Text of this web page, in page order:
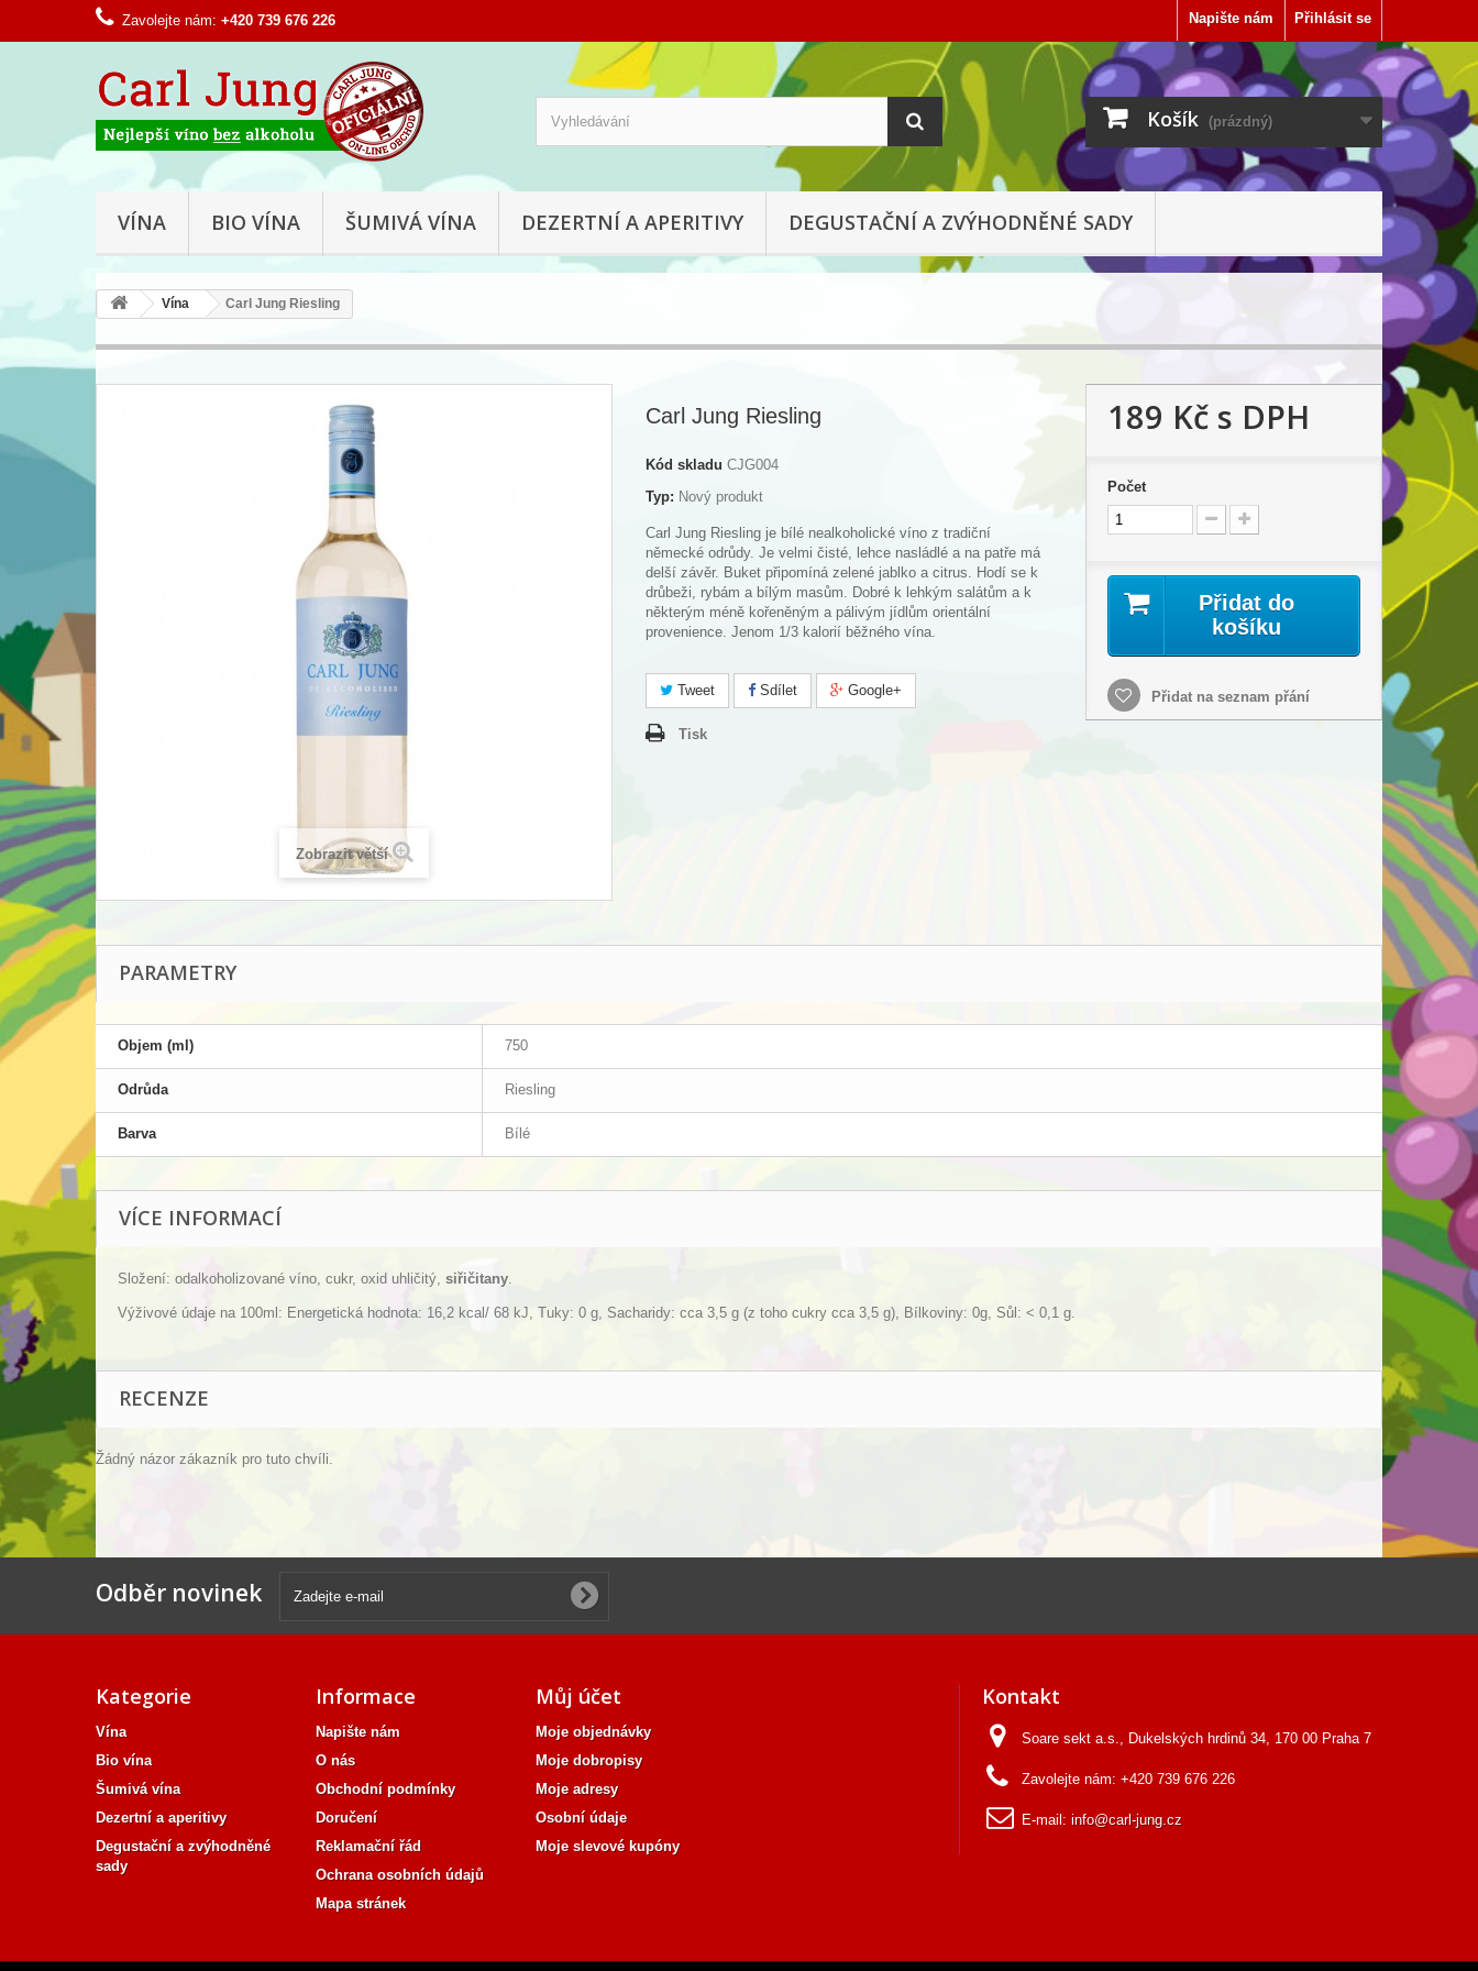
Přihlásit se
Napište nám
Zavolejte nám: +420 739 676 226
Košík (prázdný)
VÍNA BIO VÍNA ŠUMIVÁ VÍNA DEZERTNÍ A APERITIVY DEGUSTAČNÍ A ZVÝHODNĚNÉ SADY
Vína Carl Jung Riesling
Zobrazit větší
Carl Jung Riesling
Kód skladu CJG004
Typ: Nový produkt
Carl Jung Riesling je bílé nealkoholické víno z tradiční
německé odrůdy. Je velmi čisté, lehce nasládlé a na patře má
delší závěr. Buket připomíná zelené jablko a citrus. Hodí se k
drůbeži, rybám a bílým masům. Dobré k lehkým salátům a k
některým méně kořeněným a pálivým jídlům orientální
provenience. Jenom 1/3 kalorií běžného vína.
Tweet Sdílet Google+
Tisk
189 Kčs DPH
Počet
Přidat do
košíku
Přidat na seznam přání
PARAMETRY
Objem (ml) 750
Odrůda Riesling
Barva Bílé
VÍCE INFORMACÍ
Složení: odalkoholizované víno, cukr, oxid uhličitý, siřičitany.
Výživové údaje na 100ml: Energetická hodnota: 16,2 kcal/ 68 kJ, Tuky: 0 g, Sacharidy: cca 3,5 g (z toho cukry cca 3,5 g), Bílkoviny: 0g, Sůl: < 0,1 g.
RECENZE
Žádný názor zákazník pro tuto chvíli.
Odběr novinek
Kategorie
Vína
Bio vína
Šumivá vína
Dezertní a aperitivy
Degustační a zvýhodněné
sady
Informace
Napište nám
O nás
Obchodní podmínky
Doručení
Reklamační řád
Ochrana osobních údajů
Mapa stránek
Můj účet
Moje objednávky
Moje dobropisy
Moje adresy
Osobní údaje
Moje slevové kupóny
Kontakt
Soare sekt a.s., Dukelských hrdinů 34, 170 00 Praha 7
Zavolejte nám: +420 739 676 226
E-mail: info@carl-jung.cz